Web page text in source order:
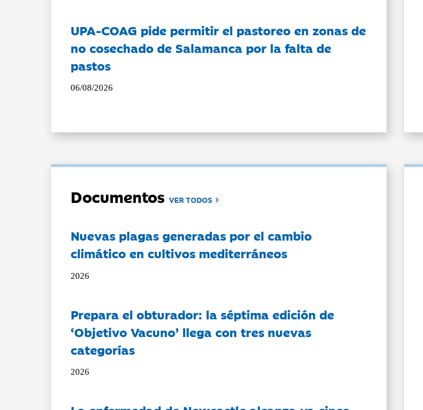
UPA-COAG pide permitir el pastoreo en zonas de
no cosechado de Salamanca por la falta de
pastos
06/08/2026
DocumentosVER TODOS
Nuevas plagas generadas por el cambio
climático en cultivos mediterráneos
2026
Prepara el obturador: la séptima edición de
‘Objetivo Vacuno’ llega con tres nuevas
categorías
2026